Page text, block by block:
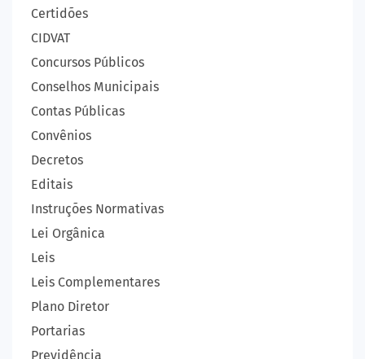
Certidões
CIDVAT
Concursos Públicos
Conselhos Municipais
Contas Públicas
Convênios
Decretos
Editais
Instruções Normativas
Lei Orgânica
Leis
Leis Complementares
Plano Diretor
Portarias
Previdência